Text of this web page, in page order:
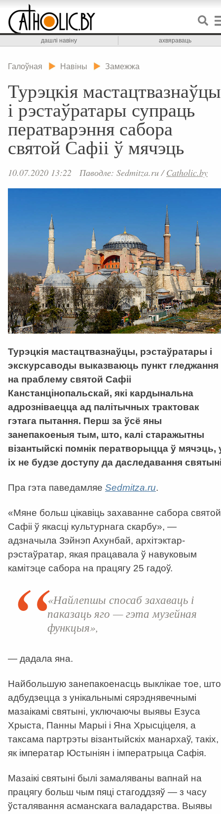
дашлі навіну ахвяраваць
Галоўная Навіны Замежжа
Турэцкія мастацтвазнаўцы
і рэстаўратары супраць
ператварэння сабора
святой Сафіі ў мячэць
10.07.2020 13:22 Паводле: Sedmitza.ru/Catholic.by
Турэцкія мастацтвазнаўцы, рэстаўратары і
экскурсаводы выказваюць пункт гледжання
на праблему святой Сафіі
Канстанцінопальскай, які кардынальна
адрозніваецца ад палітычных трактовак
гэтага пытання. Перш за ўсё яны
занепакоеныя тым, што, калі старажытны
візантыйскі помнік ператворыцца ў мячэць,
іх не будзе доступу да даследавання
Пра гэта паведамляе Sedmitza.ru.
«Мяне больш цікавіць захаванне сабора святой
Сафіі ў якасці культурнага скарбу», —
адзначыла Зэйнэп Ахунбай, архітэктар-
рэстаўратар, якая працавала ў навуковым
камітэце сабора на працягу 25 гадоў.
«Найлепшы спосаб захаваць і
паказаць яго — гэта музейная
функцыя»,
— дадала яна.
Найбольшую занепакоенасць выклікае тое, што
адбудзецца з унікальнымі сярэднявечнымі
мазаікамі святыні, уключаючы выявы Езуса
Хрыста, Панны Марыі і Яна Хрысціцеля, а
таксама партрэты візантыйскіх манархаў, такіх,
як імператар Юстыніян і імператрыца Сафія.
Мазаікі святыні былі замаляваны вапнай на
працягу больш чым пяці стагоддзяў — з часу
ўсталявання асманскага валадарства. Выявы